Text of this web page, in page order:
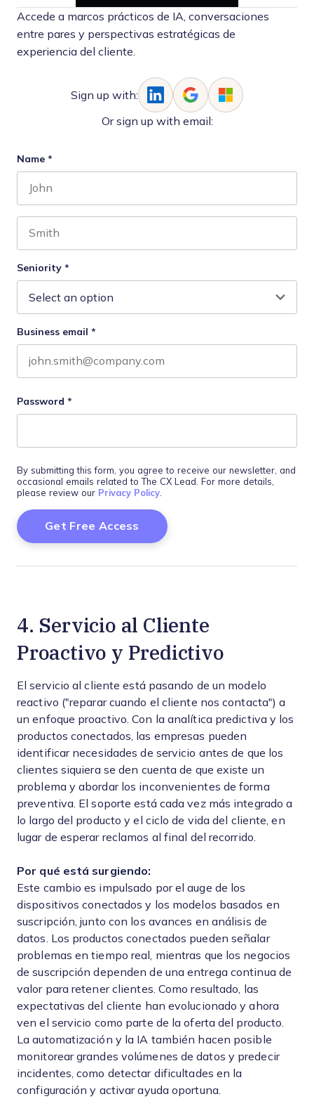
Accede a marcos prácticos de IA, conversaciones
entre pares y perspectivas estratégicas de
experiencia del cliente.
Sign up with:
Or sign up with email:
Name *
Seniority *
Business email *
Password *
By submitting this form, you agree to receive our newsletter, and
occasional emails related to The CX Lead. For more details,
please review our Privacy Policy.
4. Servicio al Cliente
Proactivo y Predictivo
El servicio al cliente está pasando de un modelo
reactivo ("reparar cuando el cliente nos contacta") a
un enfoque proactivo. Con la analítica predictiva y los
productos conectados, las empresas pueden
identificar necesidades de servicio antes de que los
clientes siquiera se den cuenta de que existe un
problema y abordar los inconvenientes de forma
preventiva. El soporte está cada vez más integrado a
lo largo del producto y el ciclo de vida del cliente, en
lugar de esperar reclamos al final del recorrido.
Por qué está surgiendo:
Este cambio es impulsado por el auge de los
dispositivos conectados y los modelos basados en
suscripción, junto con los avances en análisis de
datos. Los productos conectados pueden señalar
problemas en tiempo real, mientras que los negocios
de suscripción dependen de una entrega continua de
valor para retener clientes. Como resultado, las
expectativas del cliente han evolucionado y ahora
ven el servicio como parte de la oferta del producto.
La automatización y la IA también hacen posible
monitorear grandes volúmenes de datos y predecir
incidentes, como detectar dificultades en la
configuración y activar ayuda oportuna.